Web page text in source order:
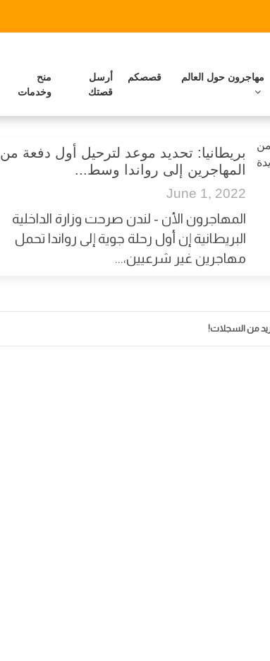
مهاجرون حول العالم قصصكم
أرسل
قصتك
منح
وخدمات
بريطانيا: تحديد موعد لترحيل أول دفعة من
المهاجرين إلى رواندا وسط...
June 1, 2022
المهاجرون الأن - لندن صرحت وزارة الداخلية
البريطانية إن أول رحلة جوية إلى رواندا تحمل
مهاجرين غير شرعيين،...
من السجلات!